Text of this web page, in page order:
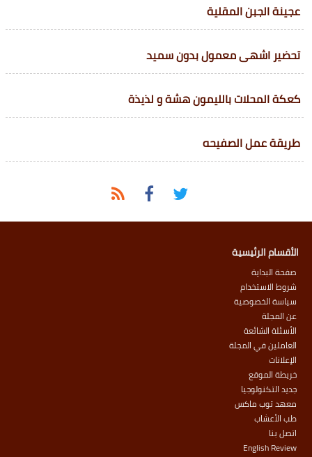
عجينة الجبن المقلية
تحضير اشهى معمول بدون سميد
كعكة المحلات بالليمون هشة و لذيذة
طريقة عمل الصفيحه
الأقسام الرئيسية
صفحة البداية
شروط الاستخدام
سياسة الخصوصية
عن المجلة
الأسئلة الشائعة
العاملين في المجلة
الإعلانات
خريطة الموقع
جديد التكنولوجيا
معهد توب ماكس
طب الأعشاب
اتصل بنا
English Review